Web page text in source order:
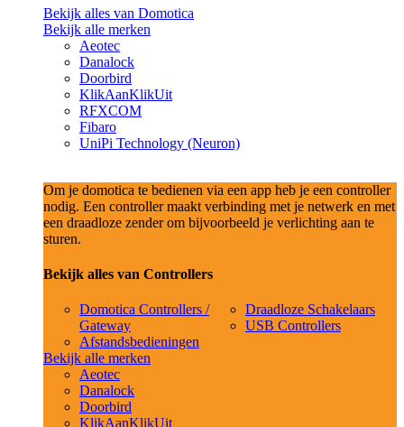
Bekijk alles van Domotica
Bekijk alle merken
Aeotec
Danalock
Doorbird
KlikAanKlikUit
RFXCOM
Fibaro
UniPi Technology (Neuron)
Om je domotica te bedienen via een app heb je een controller
nodig. Een controller maakt verbinding met je netwerk en met
een draadloze zender om bijvoorbeeld je verlichting aan te
sturen.
Bekijk alles van Controllers
Domotica Controllers /
Gateway
Afstandsbedieningen
Draadloze Schakelaars
USB Controllers
Bekijk alle merken
Aeotec
Danalock
Doorbird
KlikAanKlikUit